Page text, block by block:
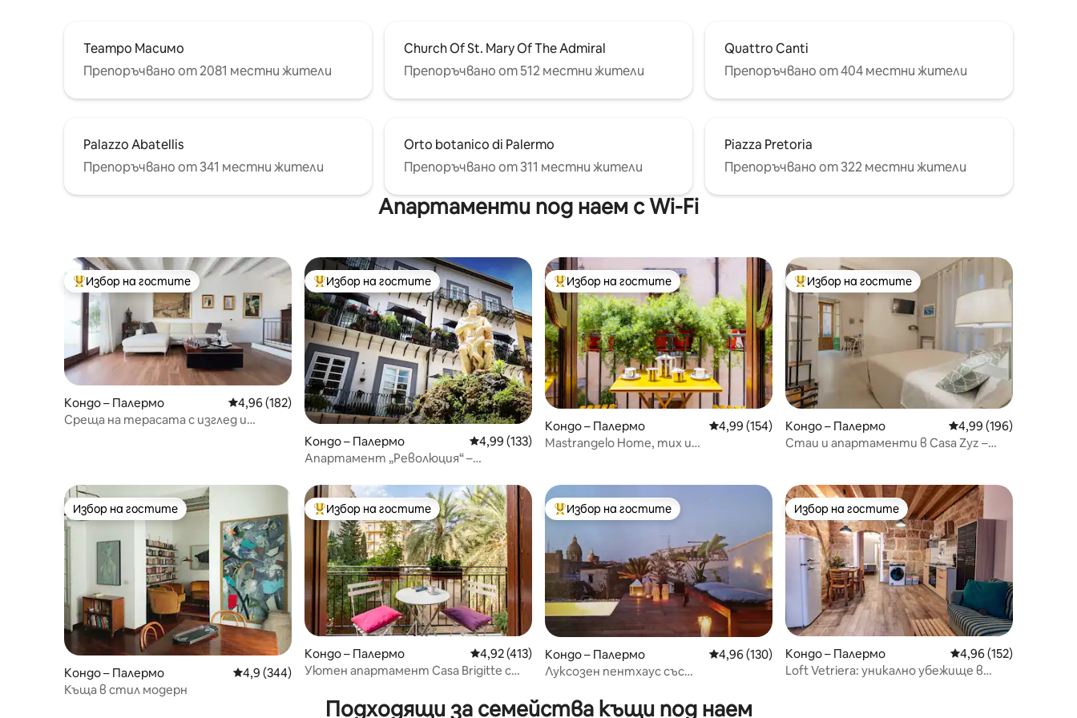
Театро Масимо
Препоръчвано от 2081 местни жители
Church Of St. Mary Of The Admiral
Препоръчвано от 512 местни жители
Quattro Canti
Препоръчвано от 404 местни жители
Palazzo Abatellis
Препоръчвано от 341 местни жители
Orto botanico di Palermo
Препоръчвано от 311 местни жители
Piazza Pretoria
Препоръчвано от 322 местни жители
Апартаменти под наем с Wi-Fi
Най-популярен избор на гостите
Избор на гостите
Кондо – Палермо Средна оценка: 4,96 от 5, 182 отзива
4,96 (182)
Среща на терасата с изглед и
Най-популярен избор на гостите
Избор на гостите
Кондо – Палермо Средна оценка: 4,99 от 5, 133 отзива
4,99 (133)
Апартамент „Революция“ –
Най-популярен избор на гостите
Избор на гостите
Кондо – Палермо Средна оценка: 4,99 от 5, 154 отзива
4,99 (154)
Mastrangelo Home, тих и
Най-популярен избор на гостите
Избор на гостите
Кондо – Палермо Средна оценка: 4,99
4,99 (196)
Стаи и апартаменти в Casa Zyz –
Избор на гостите
Избор на гостите
Кондо – Палермо Средна оценка: 4,9 от 5, 344 отзива
4,9 (344)
Къща в стил модерн
Най-популярен избор на гостите
Избор на гостите
Кондо – Палермо Средна оценка: 4,92 от 5, 413 отзива
4,92 (413)
Уютен апартамент Casa Brigitte с
Най-популярен избор на гостите
Избор на гостите
Кондо – Палермо Средна оценка: 4,96 от 5, 130 отзива
4,96 (130)
Луксозен пентхаус със
Избор на гостите
Избор на гостите
Кондо – Палермо Средна оценка: 4,96
4,96 (152)
​Loft Vetriera: уникално убежище в
Подходящи за семейства къщи под наем